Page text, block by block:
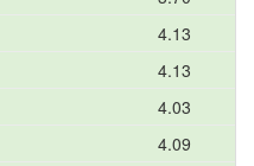
4.13
4.13
4.03
4.09